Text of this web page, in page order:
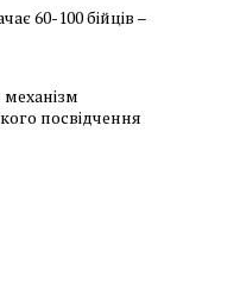
60-100 бійців –
механізм
посвідчення